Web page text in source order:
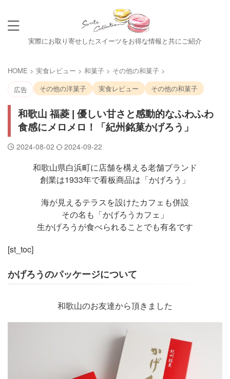
実際にお取り寄せしたスイーツをお得な情報と共にご紹介
HOME > 実食レビュー > 和菓子 > その他の和菓子 >
広告
その他の洋菓子 実食レビュー その他の和菓子
和歌山 福菱 | 優しい甘さと感動的なふわふわ
食感にメロメロ！「紀州銘菓かげろう」
2024-08-02 2024-09-22
和歌山県白浜町に店舗を構える老舗ブランド
創業は1933年で看板商品は「かげろう」
海が見えるテラスを設けたカフェも併設
その名も「かげろうカフェ」
生かげろうが食べられることでも有名です
[st_toc]
かげろうのパッケージについて
和歌山のお友達から頂きました